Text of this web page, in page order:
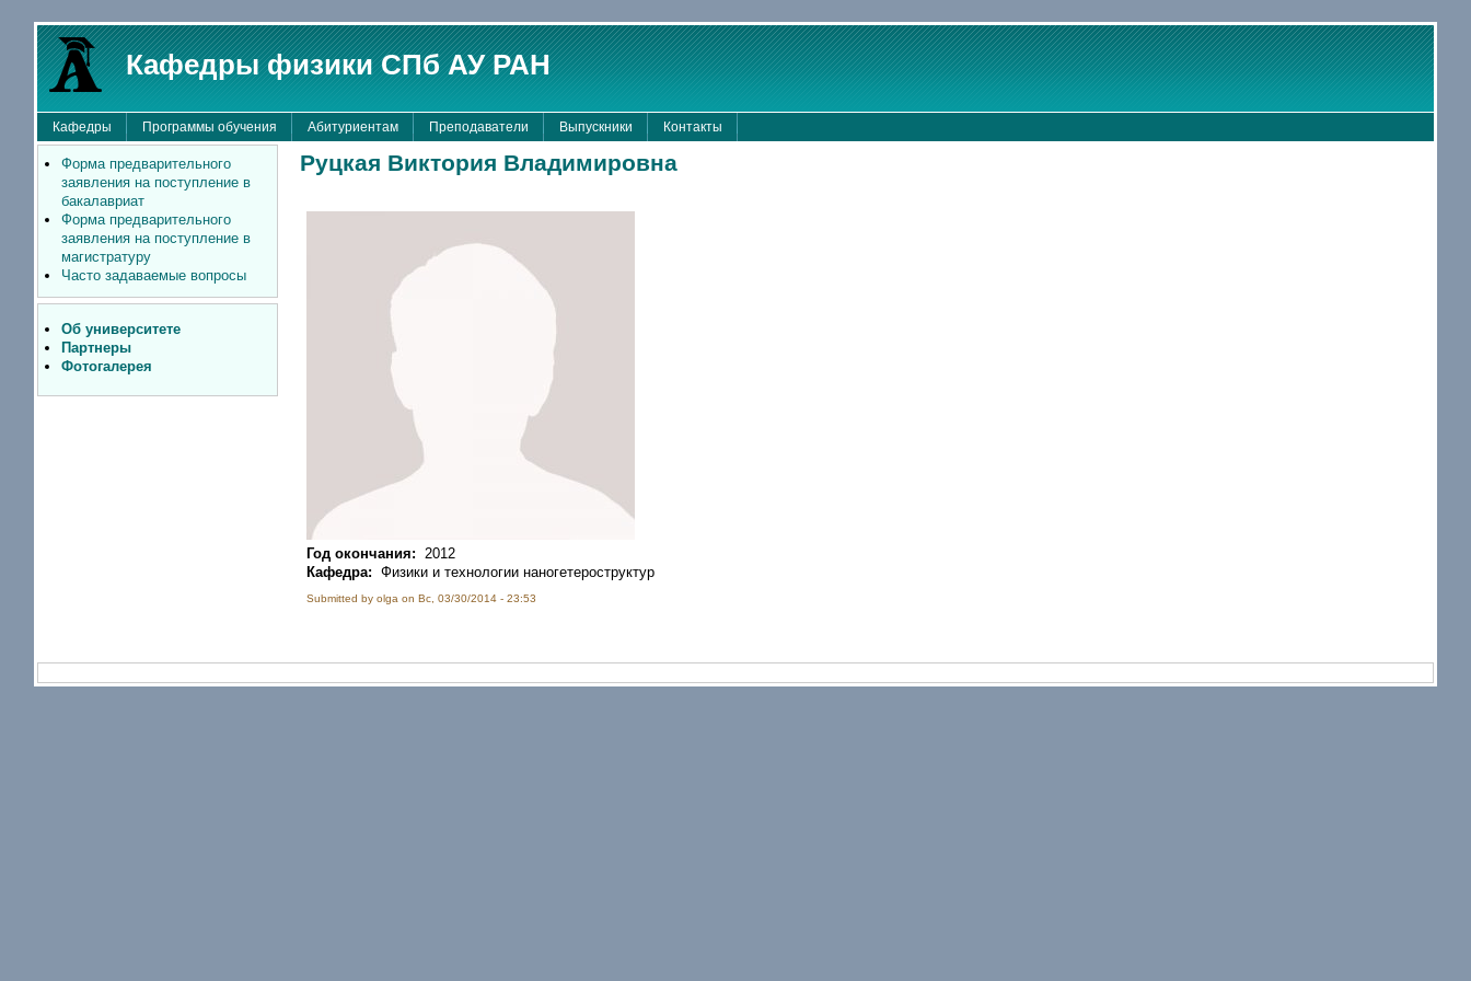
Кафедры физики СПб АУ РАН
Кафедры Программы обучения Абитуриентам Преподаватели Выпускники Контакты
Форма предварительного
заявления на поступление в
бакалавриат
Форма предварительного
заявления на поступление в
магистратуру
Часто задаваемые вопросы
Об университете
Партнеры
Фотогалерея
Руцкая Виктория Владимировна
Год окончания:
2012
Кафедра: Физики и технологии наногетероструктур
Submitted by olga on Вс, 03/30/2014 - 23:53